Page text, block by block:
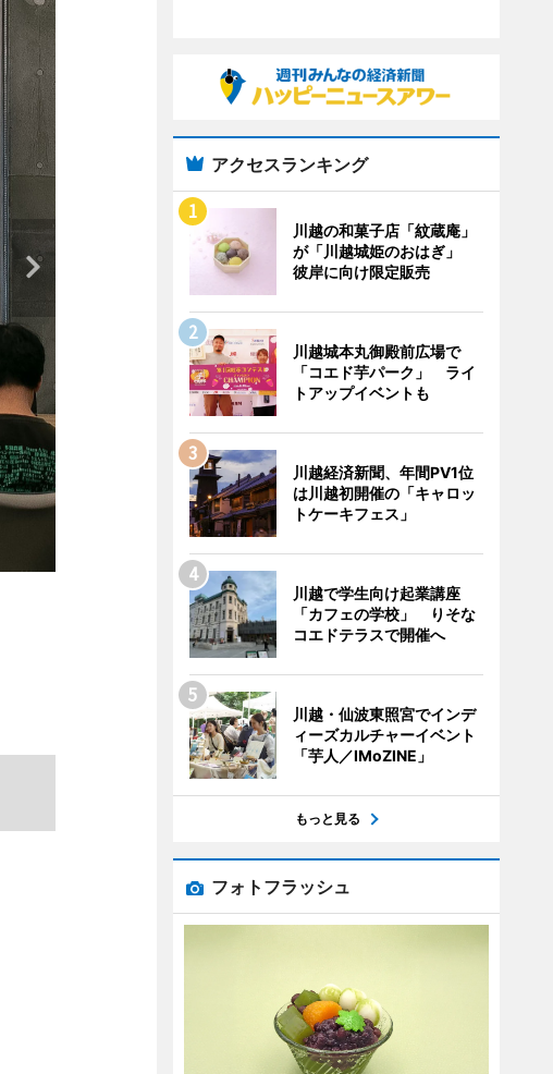
アクセスランキング
川越の和菓子店「紋蔵庵」
が「川越城姫のおはぎ」
彼岸に向け限定販売
川越城本丸御殿前広場で
「コエド芋パーク」 ライ
トアップイベントも
川越経済新聞、年間PV1位
は川越初開催の「キャロッ
トケーキフェス」
川越で学生向け起業講座
「カフェの学校」 りそな
コエドテラスで開催へ
川越・仙波東照宮でインデ
ィーズカルチャーイベント
「芋人／IMoZINE」
もっと見る
フォトフラッシュ